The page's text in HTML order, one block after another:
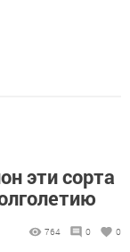
эти сорта
764 0 0